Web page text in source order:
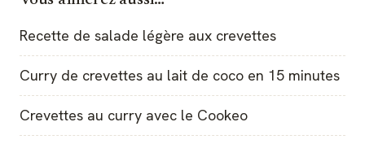
Recette de salade légère aux crevettes
Curry de crevettes au lait de coco en 15 minutes
Crevettes au curry avec le Cookeo